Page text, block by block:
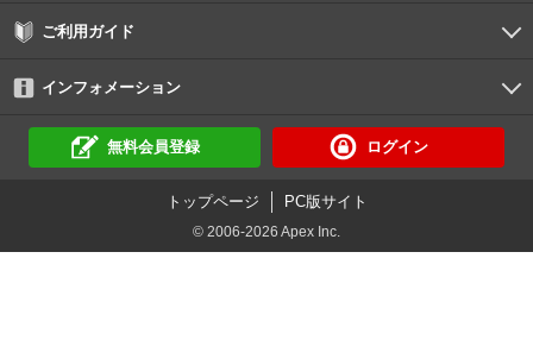
よくあるご質問
ご利用環境
お支払い方法
パスワードの再設定
サポートセンター
ご利用ガイド
初めての方へ
会員登録の手順
作品購入の手順
動画再生の手順
検索のヒント
DUGA Player
インフォメーション
DUGAからのお知らせ
デュガの歴史とあゆみ
利用規約
個人情報保護方針
特定商取引法
資金決済法
倫理基準
サイトマップ無料会員登録 ログイン
トップページ PC版サイト
© 2006-2026 Apex Inc.